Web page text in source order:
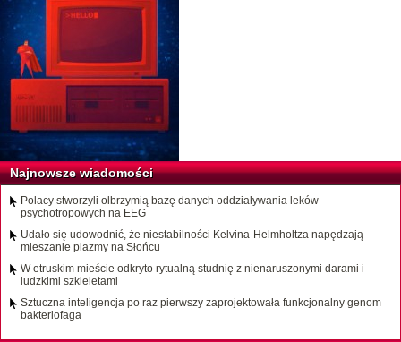
Najnowsze wiadomości
Polacy stworzyli olbrzymią bazę danych oddziaływania leków
psychotropowych na EEG
Udało się udowodnić, że niestabilności Kelvina-Helmholtza napędzają
mieszanie plazmy na Słońcu
W etruskim mieście odkryto rytualną studnię z nienaruszonymi darami i
ludzkimi szkieletami
Sztuczna inteligencja po raz pierwszy zaprojektowała funkcjonalny genom
bakteriofaga